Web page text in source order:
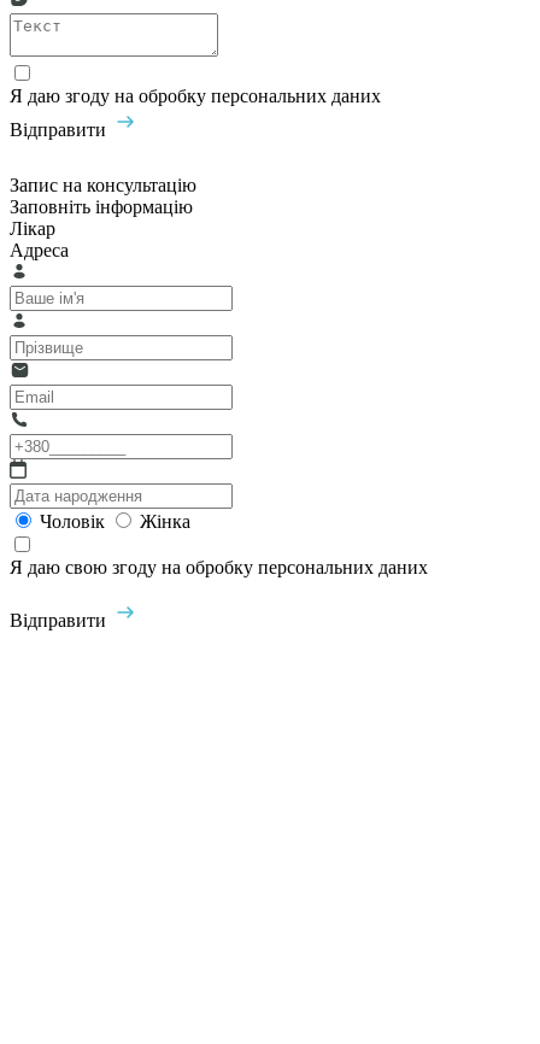
Я даю згоду на обробку персональних даних
Відправити
Запис на консультацію
Заповніть інформацію
Лікар
Адреса
Чоловік Жінка
Я даю свою згоду на обробку персональних даних
Відправити